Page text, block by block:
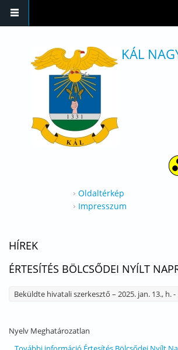
KÁL
Oldaltérkép
Impresszum
HÍREK
ÉRTESÍTÉS BÖLCSŐDEI NYÍLT
Beküldte hivatali szerkesztő – 2025. jan. 13., h. -
Nyelv Meghatározatlan